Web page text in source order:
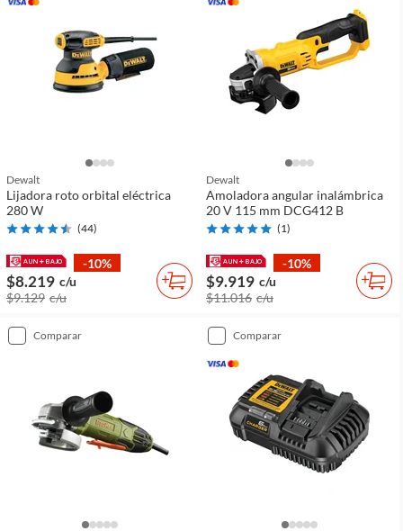
Dewalt
Lijadora roto orbital eléctrica
280 W
(44)
-10%
$8.219 c/u
$9.129 c/u
Dewalt
Amoladora angular inalámbrica
20 V 115 mm DCG412 B
(1)
-10%
$9.919 c/u
$11.016 c/u
comparar comparar